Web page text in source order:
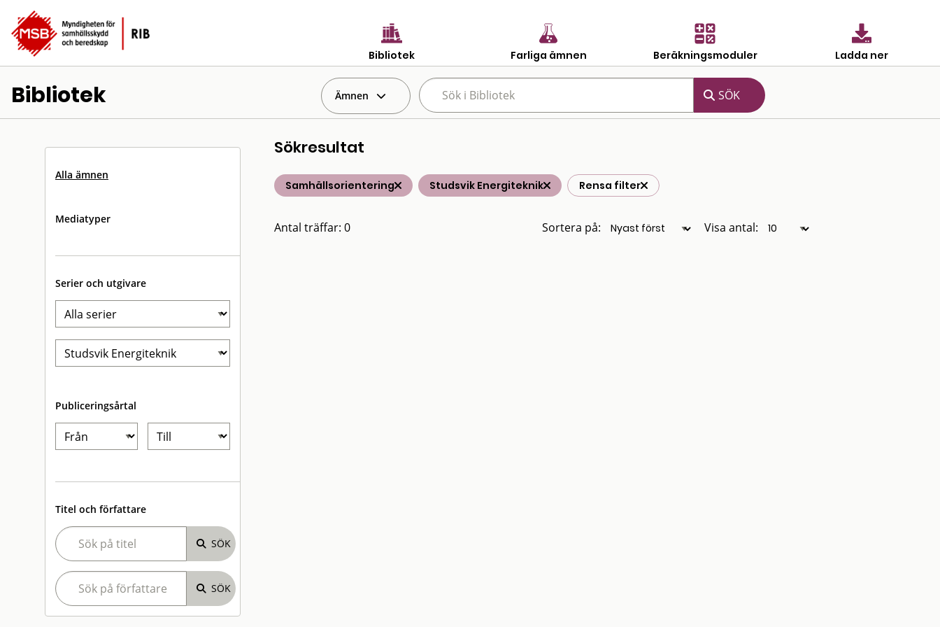
Bibliotek Farliga ämnen Beräkningsmoduler Ladda ner
Bibliotek Ämnen
Alla ämnen
Mediatyper
Serier och utgivare
Publiceringsårtal
Titel och författare
Sökresultat
Samhällsorientering Studsvik Energiteknik Rensa filter
Antal träffar: 0 Sortera på: Visa antal: